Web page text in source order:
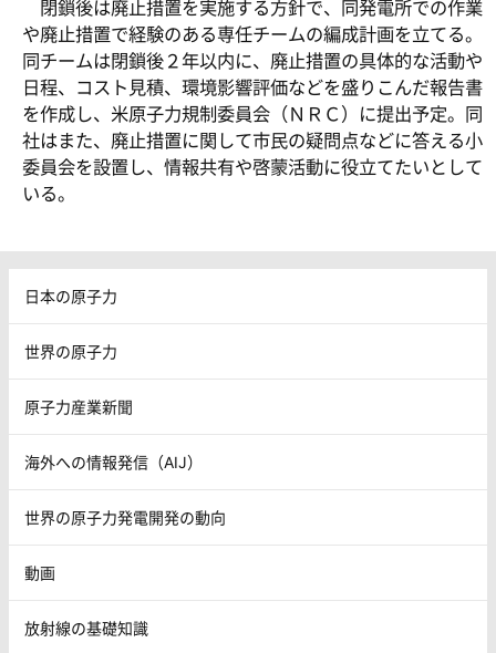
閉鎖後は廃止措置を実施する方針で、同発電所での作業
や廃止措置で経験のある専任チームの編成計画を立てる。
同チームは閉鎖後２年以内に、廃止措置の具体的な活動や
日程、コスト見積、環境影響評価などを盛りこんだ報告書
を作成し、米原子力規制委員会（ＮＲＣ）に提出予定。同
社はまた、廃止措置に関して市民の疑問点などに答える小
委員会を設置し、情報共有や啓蒙活動に役立てたいとして
いる。
日本の原子力
世界の原子力
原子力産業新聞
海外への情報発信（AIJ）
世界の原子力発電開発の動向
動画
放射線の基礎知識